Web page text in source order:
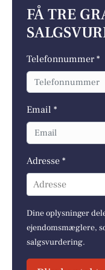
FÅ TRE
Telefonnummer *
Email *
Adresse *
Adresse
Dine oplysninger
ejendomsmæglere,
salgsvurdering.